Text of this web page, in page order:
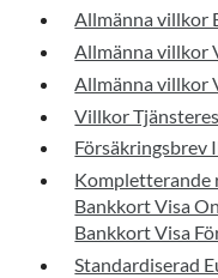
Allmänna villkor
Allmänna villkor
Allmänna villkor
Villkor
Försäkringsbrev
Kompletterande
Bankkort Visa
Bankkort Visa
Standardiserad